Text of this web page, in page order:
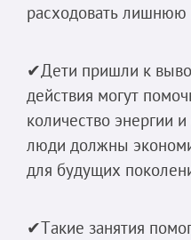
расходовать лишнюю
✔Дети пришли к
действия могут
количество энергии
люди должны
для будущих
✔Такие занятия